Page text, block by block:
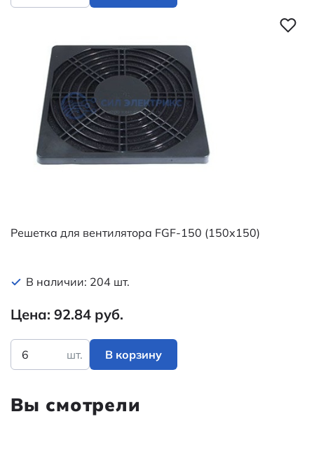
Решетка для вентилятора FGF-150 (150х150)
В наличии: 204 шт.
Цена: 92.84 руб.
шт. В корзину
Вы смотрели